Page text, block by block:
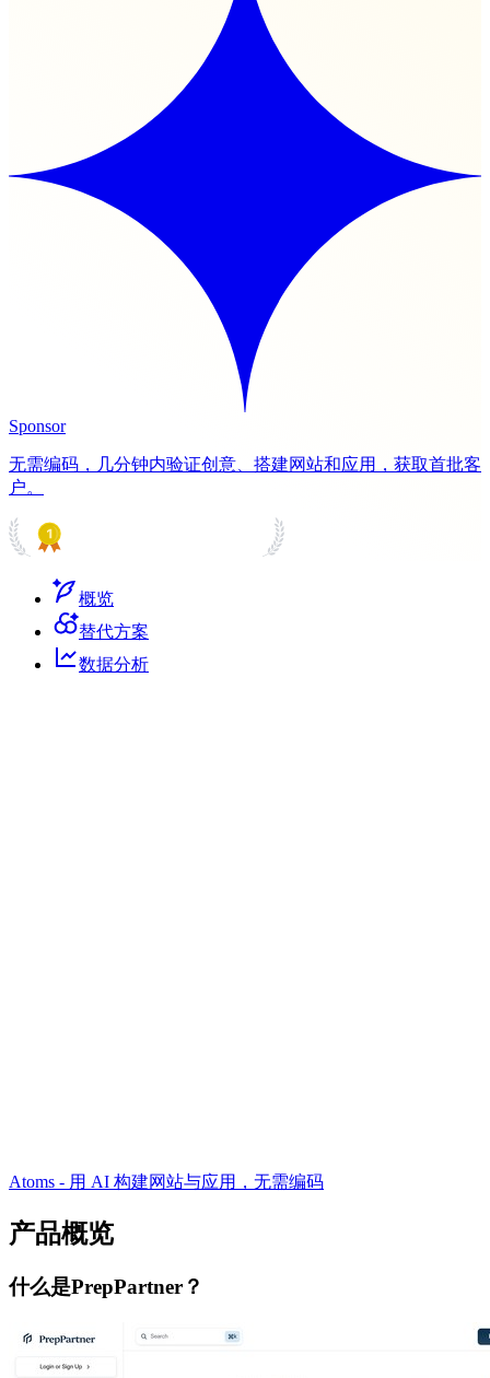
Sponsor
无需编码，几分钟内验证创意、搭建网站和应用，获取首批客
户。
概览
替代方案
数据分析
Atoms - 用 AI 构建网站与应用，无需编码
产品概览
什么是PrepPartner？